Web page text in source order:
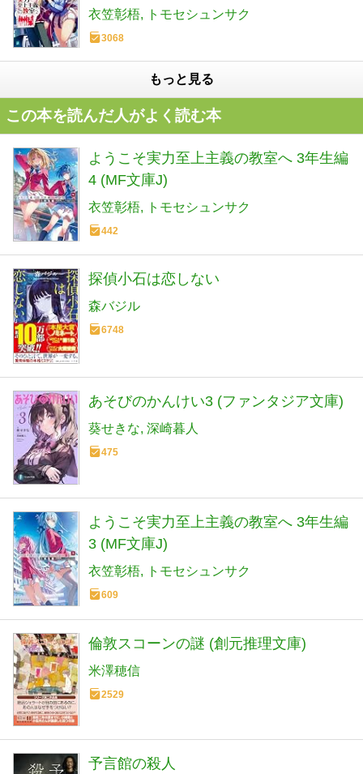
衣笠彰梧 トモセシュンサク
3068
もっと見る
この本を読んだ人がよく読む本
ようこそ実力至上主義の教室へ 3年生編
4 (MF文庫J)
衣笠彰梧 トモセシュンサク
442
探偵小石は恋しない
森バジル
6748
あそびのかんけい3 (ファンタジア文庫)
葵せきな 深崎暮人
475
ようこそ実力至上主義の教室へ 3年生編
3 (MF文庫J)
衣笠彰梧 トモセシュンサク
609
倫敦スコーンの謎 (創元推理文庫)
米澤穂信
2529
予言館の殺人